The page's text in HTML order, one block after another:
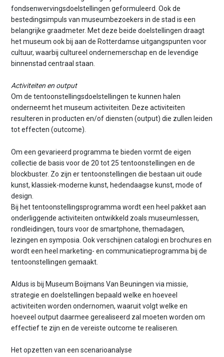
fondsenwervingsdoelstellingen geformuleerd. Ook de
bestedingsimpuls van museumbezoekers in de stad is een
belangrijke graadmeter. Met deze beide doelstellingen draagt
het museum ook bij aan de Rotterdamse uitgangspunten voor
cultuur, waarbij cultureel ondernemerschap en de levendige
binnenstad centraal staan.
Activiteiten en output
Om de tentoonstellingsdoelstellingen te kunnen halen
onderneemt het museum activiteiten. Deze activiteiten
resulteren in producten en/of diensten (output) die zullen leiden
tot effecten (outcome).
Om een gevarieerd programma te bieden vormt de eigen
collectie de basis voor de 20 tot 25 tentoonstellingen en de
blockbuster. Zo zijn er tentoonstellingen die bestaan uit oude
kunst, klassiek-moderne kunst, hedendaagse kunst, mode of
design.
Bij het tentoonstellingsprogramma wordt een heel pakket aan
onderliggende activiteiten ontwikkeld zoals museumlessen,
rondleidingen, tours voor de smartphone, themadagen,
lezingen en symposia. Ook verschijnen catalogi en brochures en
wordt een heel marketing- en communicatieprogramma bij de
tentoonstellingen gemaakt.
Aldus is bij Museum Boijmans Van Beuningen via missie,
strategie en doelstellingen bepaald welke en hoeveel
activiteiten worden ondernomen, waaruit volgt welke en
hoeveel output daarmee gerealiseerd zal moeten worden om
effectief te zijn en de vereiste outcome te realiseren.
Het opzetten van een scenarioanalyse